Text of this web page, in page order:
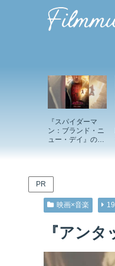
『スパイダーマ
ン：ブランド・ニ
ュー・デイ』の挿
PR
映画×音楽
『アン